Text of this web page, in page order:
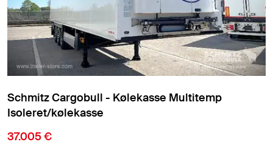
Schmitz Cargobull - Kølekasse Multitemp
Isoleret/kølekasse
37.005 €